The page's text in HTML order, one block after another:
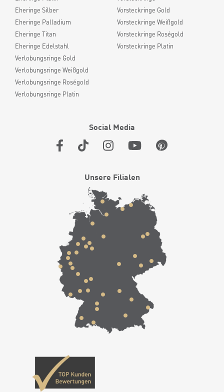
Eheringe Silber
Eheringe Palladium
Eheringe Titan
Eheringe Edelstahl
Verlobungsringe Gold
Verlobungsringe Weißgold
Verlobungsringe Roségold
Verlobungsringe Platin
Vorsteckringe Gold
Vorsteckringe Weißgold
Vorsteckringe Roségold
Vorsteckringe Platin
Social Media
Unsere Filialen